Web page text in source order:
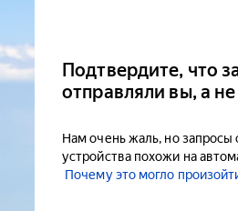
Подтвердите, что
отправляли вы, а
Нам очень жаль, но запросы
устройства похожи на
Почему это могло